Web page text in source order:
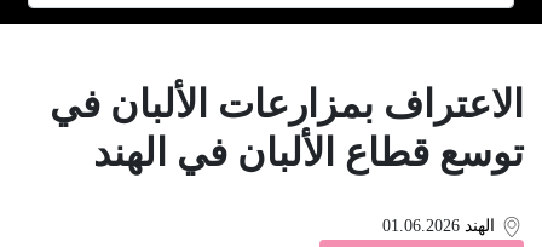
الاعتراف بمزارعات الألبان في
توسع قطاع الألبان في الهند
الهند 01.06.2026